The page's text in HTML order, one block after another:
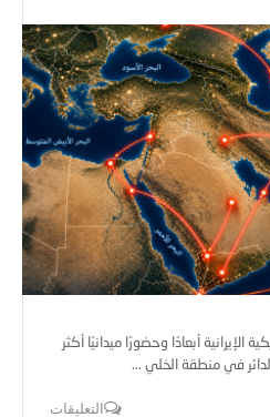
الإيرانية أبعادًا وحضورًا ميدانيًا أكثر
في منطقة الخلي ...
التعليقات